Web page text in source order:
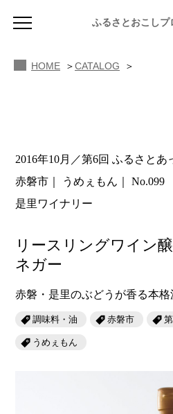
ふるさとおこしプ
お知らせ
ふるさと
ふるさと散
あの駅こ
岡山育ちのア
せとうちの果実
ふるさとあっ晴
Urara
ABOUT
JR岡山の地域
HOME CATALOG
2016年10月／第6回 ふるさとあ
赤磐市
うめぇもん
No.099
是里ワイナリー
リースリングワイン
ネガー
赤磐・是里のぶどうが香る本
調味料・油 赤磐市
うめぇもん